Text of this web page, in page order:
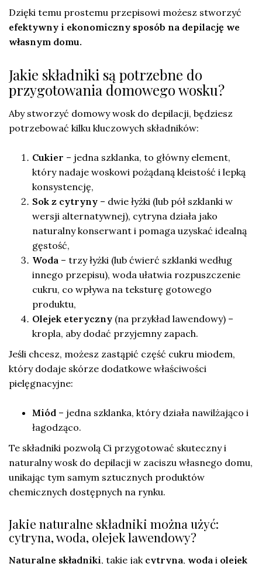
Dzięki temu prostemu przepisowi możesz stworzyć
efektywny i ekonomiczny sposób na depilację we
własnym domu.
Jakie składniki są potrzebne do
przygotowania domowego wosku?
Aby stworzyć domowy wosk do depilacji, będziesz
potrzebować kilku kluczowych składników:
Cukier – jedna szklanka, to główny element,
który nadaje woskowi pożądaną kleistość i lepką
konsystencję,
Sok z cytryny – dwie łyżki (lub pół szklanki w
wersji alternatywnej), cytryna działa jako
naturalny konserwant i pomaga uzyskać idealną
gęstość,
Woda – trzy łyżki (lub ćwierć szklanki według
innego przepisu), woda ułatwia rozpuszczenie
cukru, co wpływa na teksturę gotowego
produktu,
Olejek eteryczny (na przykład lawendowy) –
kropla, aby dodać przyjemny zapach.
Jeśli chcesz, możesz zastąpić część cukru miodem,
który dodaje skórze dodatkowe właściwości
pielęgnacyjne:
Miód – jedna szklanka, który działa nawilżająco i
łagodząco.
Te składniki pozwolą Ci przygotować skuteczny i
naturalny wosk do depilacji w zaciszu własnego domu,
unikając tym samym sztucznych produktów
chemicznych dostępnych na rynku.
Jakie naturalne składniki można użyć:
cytryna, woda, olejek lawendowy?
Naturalne składniki, takie jak cytryna, woda i olejek